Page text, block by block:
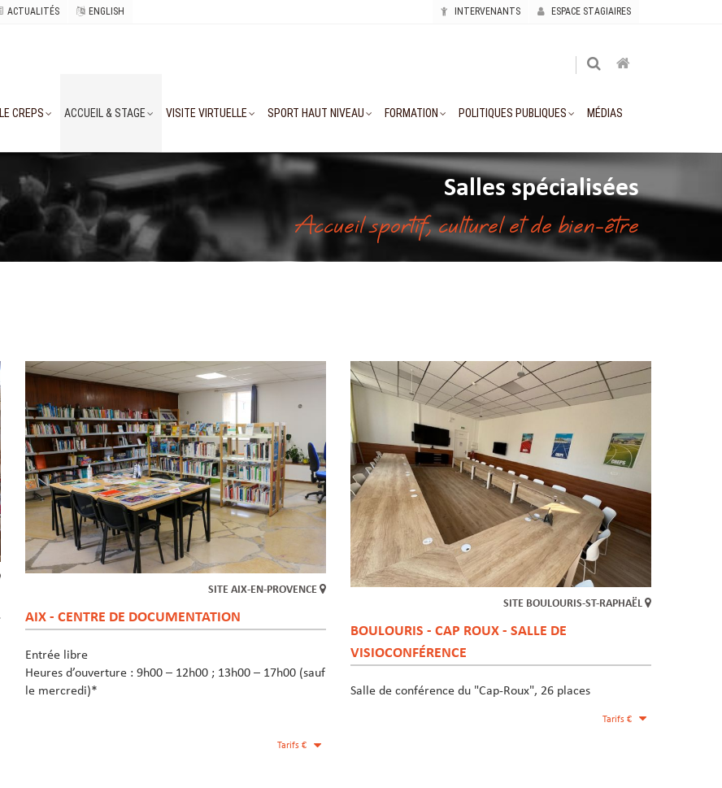
INTERVENANTS ESPACE STAGIAIRES
ACTUALITÉS ENGLISH
LE CREPS ACCUEIL & STAGE VISITE VIRTUELLE SPORT HAUT NIVEAU FORMATION POLITIQUES PUBLIQUES MÉDIAS
Salles spécialisées
Accueil sportif, culturel et de bien-être
SITE AIX-EN-PROVENCE
AIX - CENTRE DE DOCUMENTATION
Entrée libre
Heures d’ouverture : 9h00 – 12h00 ; 13h00 – 17h00 (sauf
le mercredi)*
Tarifs €
SITE BOULOURIS-ST-RAPHAËL
BOULOURIS - CAP ROUX - SALLE DE
VISIOCONFÉRENCE
Salle de conférence du "Cap-Roux", 26 places
Tarifs €